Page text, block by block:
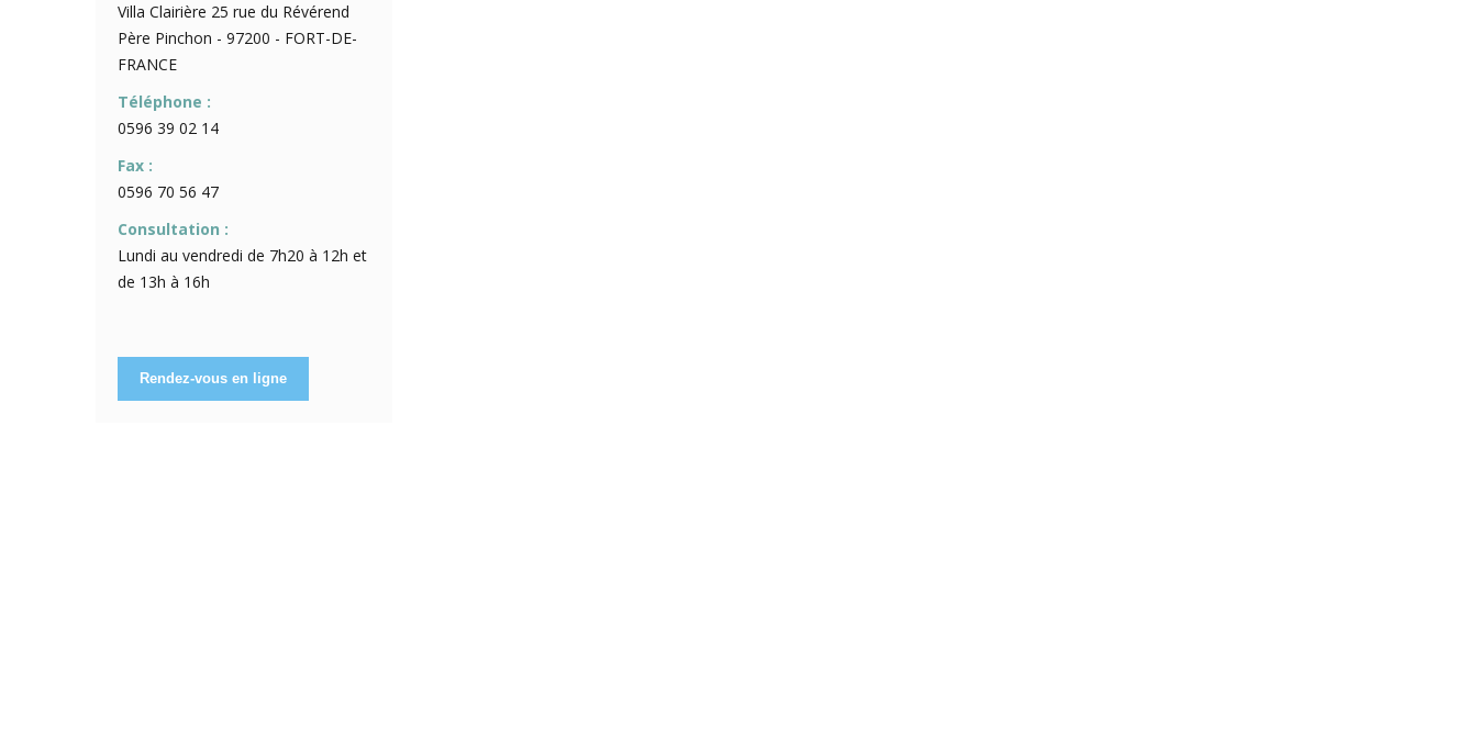
Villa Clairière 25 rue du Révérend
Père Pinchon - 97200 - FORT-DE-
FRANCE
Téléphone :
0596 39 02 14
Fax :
0596 70 56 47
Consultation :
Lundi au vendredi de 7h20 à 12h et
de 13h à 16h